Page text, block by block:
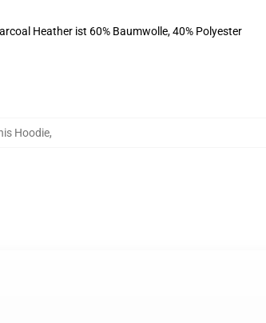
Heather ist 60% Baumwolle, 40% Polyester
Hoodie,